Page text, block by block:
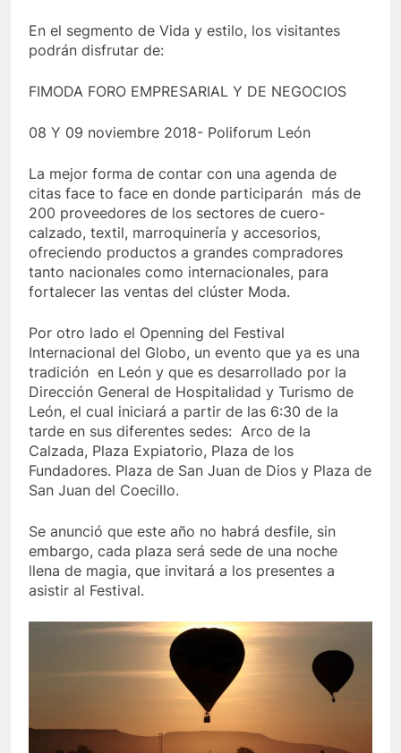
En el segmento de Vida y estilo, los visitantes
podrán disfrutar de:
FIMODA FORO EMPRESARIAL Y DE NEGOCIOS
08 Y 09 noviembre 2018- Poliforum León
La mejor forma de contar con una agenda de
citas face to face en donde participarán más de
200 proveedores de los sectores de cuero-
calzado, textil, marroquinería y accesorios,
ofreciendo productos a grandes compradores
tanto nacionales como internacionales, para
fortalecer las ventas del clúster Moda.
Por otro lado el Openning del Festival
Internacional del Globo, un evento que ya es una
tradición en León y que es desarrollado por la
Dirección General de Hospitalidad y Turismo de
León, el cual iniciará a partir de las 6:30 de la
tarde en sus diferentes sedes: Arco de la
Calzada, Plaza Expiatorio, Plaza de los
Fundadores. Plaza de San Juan de Dios y Plaza de
San Juan del Coecillo.
Se anunció que este año no habrá desfile, sin
embargo, cada plaza será sede de una noche
llena de magia, que invitará a los presentes a
asistir al Festival.